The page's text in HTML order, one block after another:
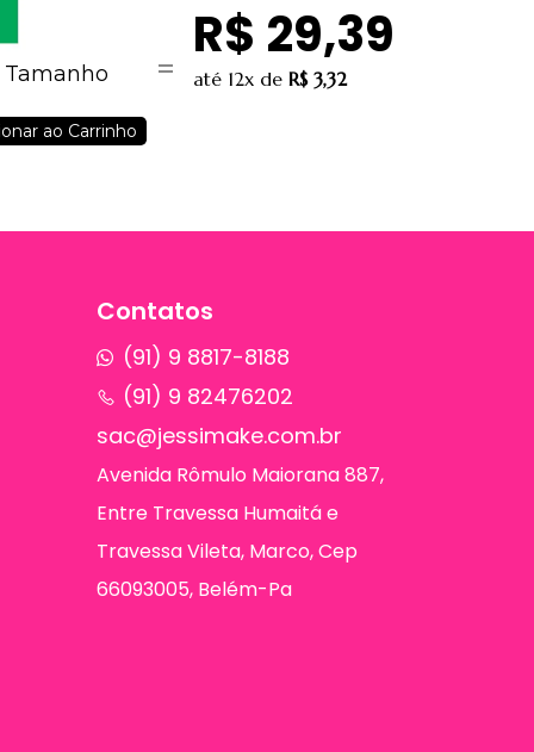
Tamanho
ao Carrinho
R$ 29,39
até 12x de R$ 3,32
Contatos
(91) 9 8817-8188
(91) 9 82476202
sac@jessimake.com.br
Avenida Rômulo Maiorana 887,
Entre Travessa Humaitá e
Travessa Vileta, Marco, Cep
66093005, Belém-Pa